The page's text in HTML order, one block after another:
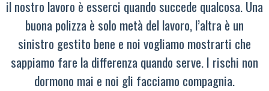
il nostro lavoro è esserci quando succede qualcosa. Una
buona polizza è solo metà del lavoro, l’altra è un
sinistro gestito bene e noi vogliamo mostrarti che
sappiamo fare la differenza quando serve. I rischi non
dormono mai e noi gli facciamo compagnia.